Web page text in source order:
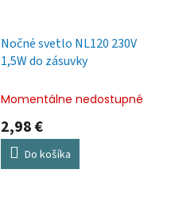
Nočné svetlo NL120 230V
1,5W do zásuvky
Momentálne nedostupné
2,98 €
Do košíka